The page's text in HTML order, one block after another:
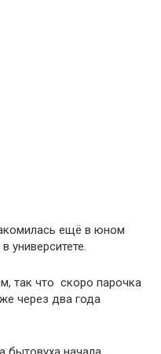
ещё в юном
университете.
так что скоро парочка
через два года